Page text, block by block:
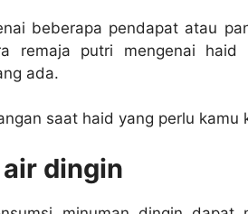
beberapa pendapat atau
remaja putri mengenai
ada.
saat haid yang perlu kamu
dingin